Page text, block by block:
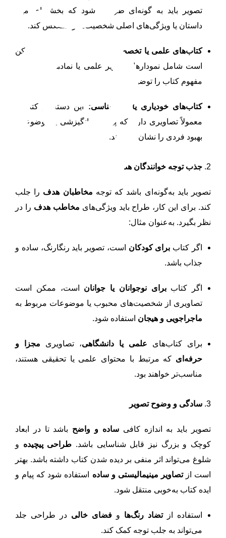
تصویر باید به گونه‌ای طراحی شود که بخش‌های مهم
داستان یا ویژگی‌های اصلی شخصیت‌ها را منعکس کند.
کتاب‌های علمی یا تخصصی:
در این کتاب‌ها، تصویر ممکن
است شامل نمودارها، تصاویر علمی یا نمادهایی باشد که
مفهوم کتاب را توضیح دهد.
کتاب‌های خودیاری یا روانشناسی: این دسته از کتاب‌ها
معمولاً تصاویری دارند که پیام‌های انگیزشی یا موضوعات
بهبود فردی را نشان می‌دهند.
2. جذب توجه خوانندگان هدف
تصویر باید به‌گونه‌ای باشد که توجه مخاطبان هدف را جلب
کند. برای این کار، طراح باید ویژگی‌های مخاطب هدف را در
نظر بگیرد. به‌عنوان مثال:
اگر کتاب برای کودکان است، تصویر باید رنگارنگ، ساده و
جذاب باشد.
اگر کتاببرای نوجوانان یا جوانان است، ممکن است
تصاویری از شخصیت‌های محبوب یا موضوعات مربوط به
ماجراجویی و هیجان استفاده شود.
برای کتاب‌های علمی یا دانشگاهی، تصاویری مجزا و
حرفه‌ای که مرتبط با محتوای علمی یا تحقیقی هستند،
مناسب‌تر خواهند بود.
3. سادگی و وضوح تصویر
تصویر باید به اندازه کافیساده و واضح باشد تا در ابعاد
کوچک و بزرگ نیز قابل شناسایی باشد. طراحی پیچیده و
شلوغ می‌تواند اثر منفی بر دیده شدن کتاب داشته باشد. بهتر
است ازتصاویر مینیمالیستی و ساده استفاده شود که پیام و
ایده کتاب به‌خوبی منتقل شود.
استفاده ازتضاد رنگ‌ها و فضای خالی در طراحی جلد
می‌تواند به جلب توجه کمک کند.